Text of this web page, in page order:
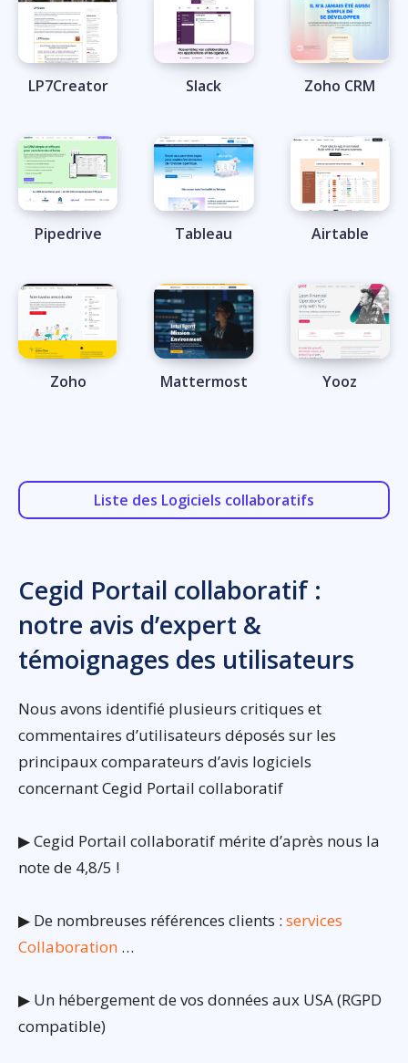
LP7Creator Slack Zoho CRM
Pipedrive Tableau Airtable
Zoho Mattermost Yooz
Liste des Logiciels collaboratifs
Cegid Portail collaboratif :
notre avis d’expert &
témoignages des utilisateurs
Nous avons identifié plusieurs critiques et
commentaires d’utilisateurs déposés sur les
principaux comparateurs d’avis logiciels
concernant Cegid Portail collaboratif
▶ Cegid Portail collaboratif mérite d’après nous la
note de 4,8/5 !
▶ De nombreuses références clients : services
Collaboration …
▶ Un hébergement de vos données aux USA (RGPD
compatible)